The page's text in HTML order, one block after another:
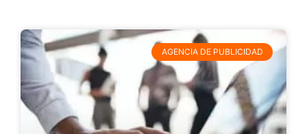
AGENCIA DE PUBLICIDAD